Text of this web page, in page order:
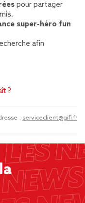
pour partager
super-héro fun
afin
?
: serviceclient@gifi.fr